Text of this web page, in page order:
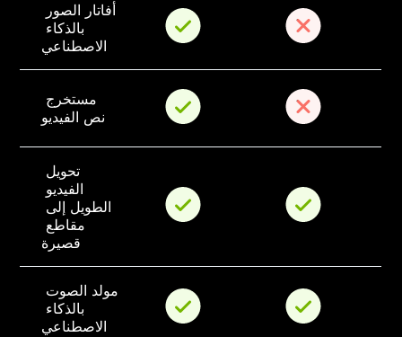
أفاتار الصور
بالذكاء
الاصطناعي
مستخرج
نص الفيديو
تحويل
الفيديو
الطويل إلى
مقاطع
قصيرة
مولد الصوت
بالذكاء
الاصطناعي